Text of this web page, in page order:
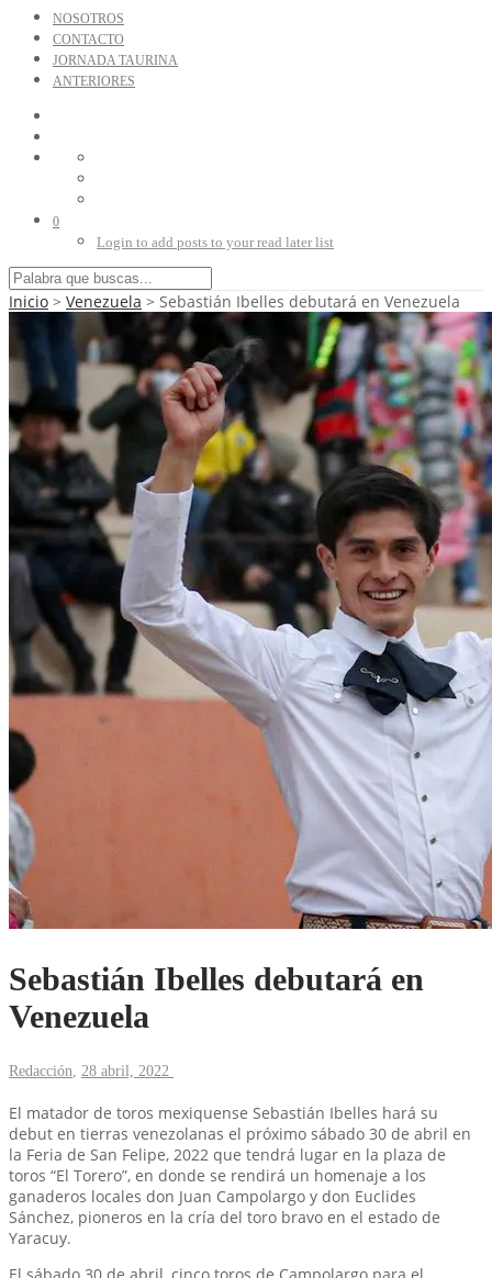
NOSOTROS
CONTACTO
JORNADA TAURINA
ANTERIORES
0
Login to add posts to your read later list
Inicio > Venezuela > Sebastián Ibelles debutará en Venezuela
Sebastián Ibelles debutará en
Venezuela
Redacción, 28 abril, 2022
El matador de toros mexiquense Sebastián Ibelles hará su
debut en tierras venezolanas el próximo sábado 30 de abril en
la Feria de San Felipe, 2022 que tendrá lugar en la plaza de
toros “El Torero”, en donde se rendirá un homenaje a los
ganaderos locales don Juan Campolargo y don Euclides
Sánchez, pioneros en la cría del toro bravo en el estado de
Yaracuy.